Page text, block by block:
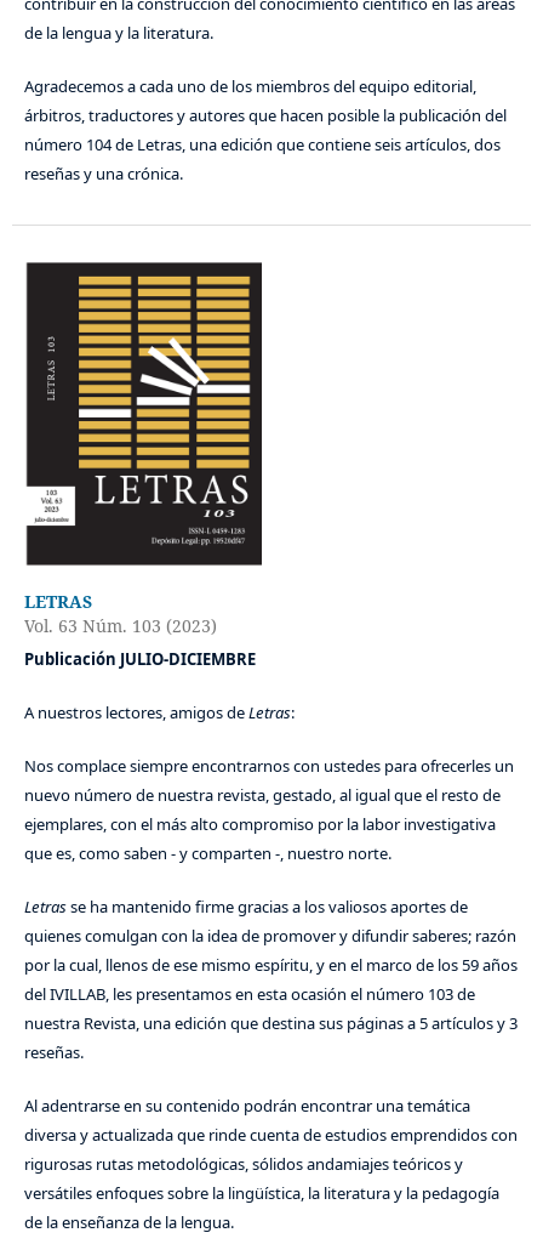
de la lengua y la literatura.
Agradecemos a cada uno de los miembros del equipo editorial,
árbitros, traductores y autores que hacen posible la publicación del
número 104 de Letras, una edición que contiene seis artículos, dos
reseñas y una crónica.
LETRAS
Vol. 63 Núm. 103 (2023)
Publicación JULIO-DICIEMBRE
A nuestros lectores, amigos deLetras:
Nos complace siempre encontrarnos con ustedes para ofrecerles un
nuevo número de nuestra revista, gestado, al igual que el resto de
ejemplares, con el más alto compromiso por la labor investigativa
que es, como saben - y comparten -, nuestro norte.
Letrasse ha mantenido firme gracias a los valiosos aportes de
quienes comulgan con la idea de promover y difundir saberes; razón
por la cual, llenos de ese mismo espíritu, y en el marco de los 59 años
del IVILLAB, les presentamos en esta ocasión el número 103 de
nuestra Revista, una edición que destina sus páginas a 5 artículos y 3
reseñas.
Al adentrarse en su contenido podrán encontrar una temática
diversa y actualizada que rinde cuenta de estudios emprendidos con
rigurosas rutas metodológicas, sólidos andamiajes teóricos y
versátiles enfoques sobre la lingüística, la literatura y la pedagogía
de la enseñanza de la lengua.